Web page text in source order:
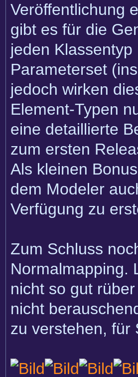
Veröffentlichung
gibt es für die
jeden
Parameterset
jedoch wirken
Element-Typen
eine detaillierte
zum ersten
Als kleinen
dem Modeler
Verfügung zu
Zum Schluss
Normalmapping.
nicht so gut
nicht
zu verstehen, für